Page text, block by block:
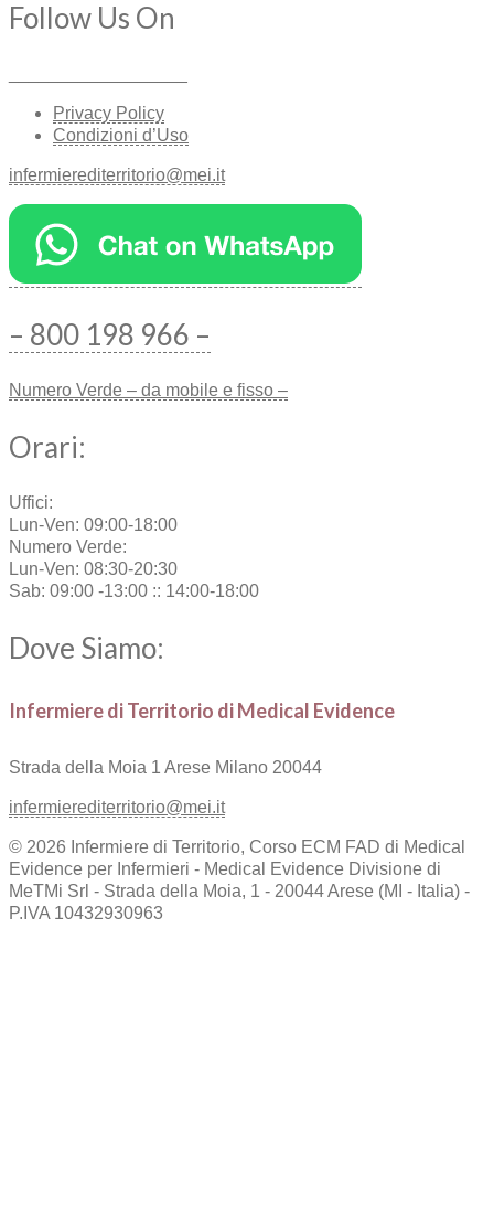
Follow Us On
Privacy Policy
Condizioni d’Uso
infermierediterritorio@mei.it
– 800 198 966 –
Numero Verde – da mobile e fisso –
Orari:
Uffici:
Lun-Ven: 09:00-18:00
Numero Verde:
Lun-Ven: 08:30-20:30
Sab: 09:00 -13:00 :: 14:00-18:00
Dove Siamo:
Infermiere di Territorio di Medical Evidence
Strada della Moia 1 Arese Milano 20044
infermierediterritorio@mei.it
© 2026 Infermiere di Territorio, Corso ECM FAD di Medical
Evidence per Infermieri - Medical Evidence Divisione di
MeTMi Srl - Strada della Moia, 1 - 20044 Arese (MI - Italia) -
P.IVA 10432930963